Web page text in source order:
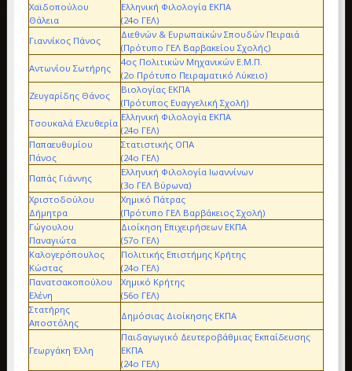
Χαϊδοπούλου
Θάλεια
Ελληνική Φιλολογία ΕΚΠΑ
(24ο ΓΕΛ)
Γιαννίκος Πάνος
Διεθνών & Ευρωπαϊκών Σπουδών Πειραιά
(Πρότυπο ΓΕΛ Βαρβακείου Σχολής)
Αντωνίου Σωτήρης
4ος Πολιτικών Μηχανικών Ε.Μ.Π.
(2ο Πρότυπο Πειραματικό Λύκειο)
Ζευγαρίδης Θάνος
Βιολογίας ΕΚΠΑ
(Πρότυπος Ευαγγελική Σχολή)
Τσουκαλά Ελευθερία
Ελληνική Φιλολογία ΕΚΠΑ
(24ο ΓΕΛ)
Παπαευθυμίου
Πάνος
Στατιστικής ΟΠΑ
(24ο ΓΕΛ)
Παπάς Γιάννης
Ελληνική Φιλολογία Ιωαννίνων
(3ο ΓΕΛ Βύρωνα)
Χριστοδούλου
Δήμητρα
Χημικό Πάτρας
(Πρότυπο ΓΕΛ Βαρβάκειος Σχολή)
Γώγουλου
Παναγιώτα
Διοίκηση Επιχειρήσεων ΕΚΠΑ
(57ο ΓΕΛ)
Καλογερόπουλος
Κώστας
Πολιτικής Επιστήμης Κρήτης
(24ο ΓΕΛ)
Πανατσακοπούλου
Ελένη
Χημικό Κρήτης
(56ο ΓΕΛ)
Στατήρης
Αποστόλης
Δημόσιας Διοίκησης ΕΚΠΑ
Γεωργάκη Έλλη
Παιδαγωγικό Δευτεροβάθμιας Εκπαίδευσης
ΕΚΠΑ
(24ο ΓΕΛ)